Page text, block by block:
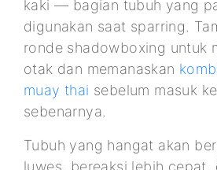
kaki — bagian tubuh yang
digunakan saat sparring.
ronde shadowboxing untuk
otak dan memanaskan
muay thai sebelum masuk
sebenarnya.
Tubuh yang hangat akan
luwes, bereaksi lebih cepat,